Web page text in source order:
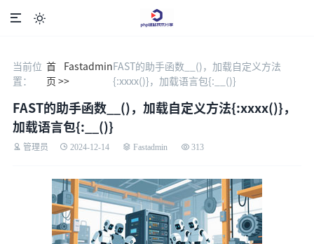

当前位
置：
首
页 >
Fastadmin
>
FAST的助手函数__()，加载自定义方法
{:xxxx()}，加载语言包{:__()}
FAST的助手函数__()，加载自定义方法{:xxxx()}，
加载语言包{:__()}
管理员 2024-12-14 Fastadmin 313